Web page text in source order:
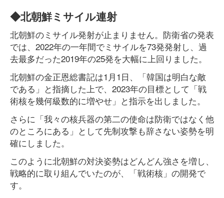
◆北朝鮮ミサイル連射
北朝鮮のミサイル発射が止まりません。防衛省の発表
では、2022年の一年間でミサイルを73発発射し、過
去最多だった2019年の25発を大幅に上回りました。
北朝鮮の金正恩総書記は1月1日、「韓国は明白な敵
である」と指摘した上で、2023年の目標として「戦
術核を幾何級数的に増やせ」と指示を出しました。
さらに「我々の核兵器の第二の使命は防衛ではなく他
のところにある」として先制攻撃も辞さない姿勢を明
確にしました。
このように北朝鮮の対決姿勢はどんどん強さを増し、
戦略的に取り組んでいたのが、「戦術核」の開発で
す。